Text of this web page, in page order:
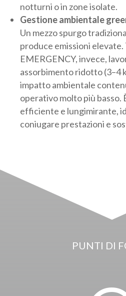
notturni o in zone isolate.
Gestione ambientale
Un mezzo spurgo
produce emissioni
EMERGENCY, invece,
assorbimento ridotto (3–4
impatto ambientale
operativo molto più basso.
efficiente e lungimirante,
coniugare prestazioni e
PUNTI DI